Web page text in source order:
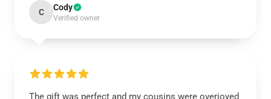
C Cody
Verified owner
The gift was perfect and my cousins were overjoyed